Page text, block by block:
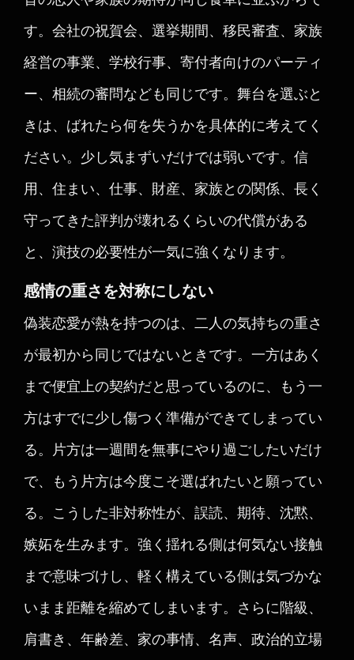
す。会社の祝賀会、選挙期間、移民審査、家族
経営の事業、学校行事、寄付者向けのパーティ
ー、相続の審問なども同じです。舞台を選ぶと
きは、ばれたら何を失うかを具体的に考えてく
ださい。少し気まずいだけでは弱いです。信
用、住まい、仕事、財産、家族との関係、長く
守ってきた評判が壊れるくらいの代償がある
と、演技の必要性が一気に強くなります。
感情の重さを対称にしない
偽装恋愛が熱を持つのは、二人の気持ちの重さ
が最初から同じではないときです。一方はあく
まで便宜上の契約だと思っているのに、もう一
方はすでに少し傷つく準備ができてしまってい
る。片方は一週間を無事にやり過ごしたいだけ
で、もう片方は今度こそ選ばれたいと願ってい
る。こうした非対称性が、誤読、期待、沈黙、
嫉妬を生みます。強く揺れる側は何気ない接触
まで意味づけし、軽く構えている側は気づかな
いまま距離を縮めてしまいます。さらに階級、
肩書き、年齢差、家の事情、名声、政治的立場